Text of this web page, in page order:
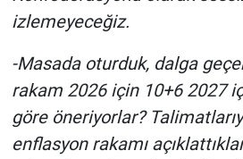
izlemeyeceğiz.
-Masada oturduk, dalga
rakam 2026 için 10+6 2027
göre öneriyorlar?
enflasyon rakamı